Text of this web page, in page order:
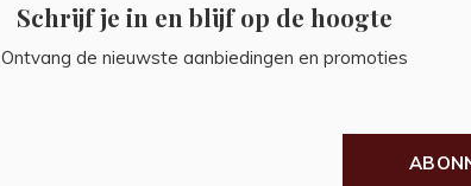
Schrijf je in en blijf op de hoogte
Ontvang de nieuwste aanbiedingen en promoties